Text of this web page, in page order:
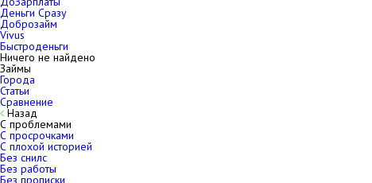
Деньги Сразу
Доброзайм
Vivus
Быстроденьги
Ничего не найдено
Займы
Города
Статьи
Сравнение
Назад
С проблемами
С просрочками
С плохой историей
Без снилс
Без работы
Без прописки